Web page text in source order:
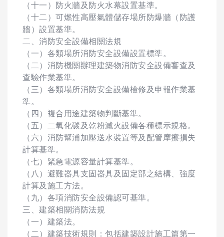
（十一）防火牆及防火水幕設置基準。
（十二）可燃性高壓氣體儲存場所防爆牆（防護
牆）設置基準。
二、消防安全設備相關法規
（一）各類場所消防安全設備設置標準。
（二）消防機關辦理建築物消防安全設備審查及
查驗作業基準。
（三）各類場所消防安全設備檢修及申報作業基
準。
（四）複合用途建築物判斷基準。
（五）二氧化碳及乾粉滅火設備各種標示規格。
（六）消防幫浦加壓送水裝置等及配管摩擦損失
計算基準。
（七）緊急電源容量計算基準。
（八）避難器具支固器具及固定部之結構、強度
計算及施工方法。
（九）各項消防安全設備認可基準。
三、建築相關消防法規
（一）建築法。
（二）建築技術規則：包括建築設計施工篇第一